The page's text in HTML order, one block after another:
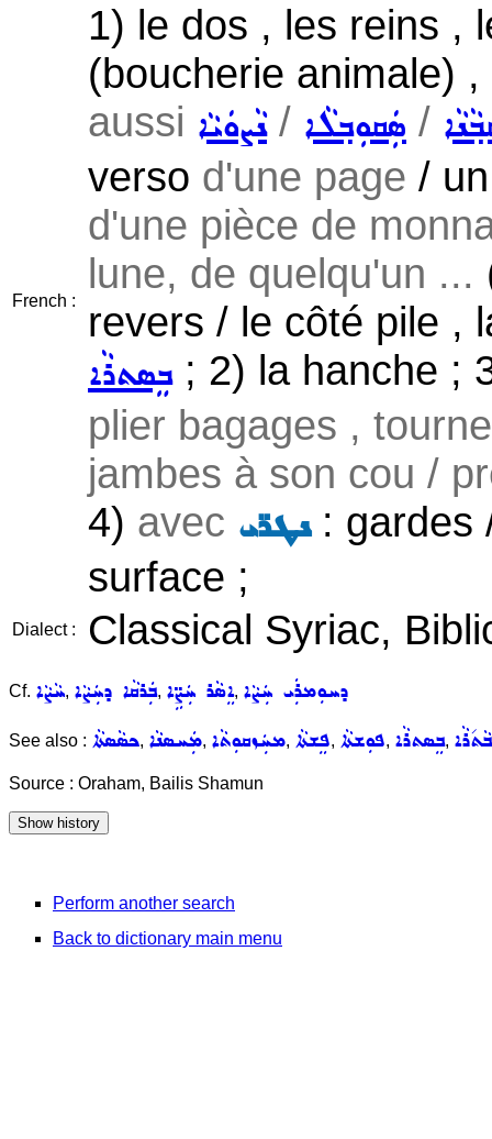
French :
1) le dos , les reins ,
(boucherie animale)
aussi ܢܵܨܘܿܝܵܐ/ ܣܲܩܘܼܒ݂ܠܵܐ /
verso d'une page /
d'une pièce de
lune, de quelqu'un ...
revers / le côté pile ,
ܒܸܣܬܪܵܐ; 2) la hanche ;
plier bagages ,
jambes à son cou /
4) avec ܢܛܪ̈ܝ: gardes
surface ;
Dialect : Classical Syriac,
Cf. ܚܵܨܵܐ, ܒܲܪܩܵܐ ܕܚܲܨܵܐ, ܐܸܣܵܪ ܚܲܨܹ̈ܐ, ܕܚܘܼܡܪܲܝ ܚܲܨܵܐ
See also : ܟܣܵܣܬܵܐ, ܡܲܚܣܢܵܐ, ܡܚܲܙܩܘܼܬܵܐ, ܦܸܫܬܵܐ, ܦܘܼܫܬܵܐ, ܒܸܣܬܪܵܐ, ܒܵܬ݇ܪܵܐ
Source : Oraham, Bailis Shamun
Perform another search
Back to dictionary main menu